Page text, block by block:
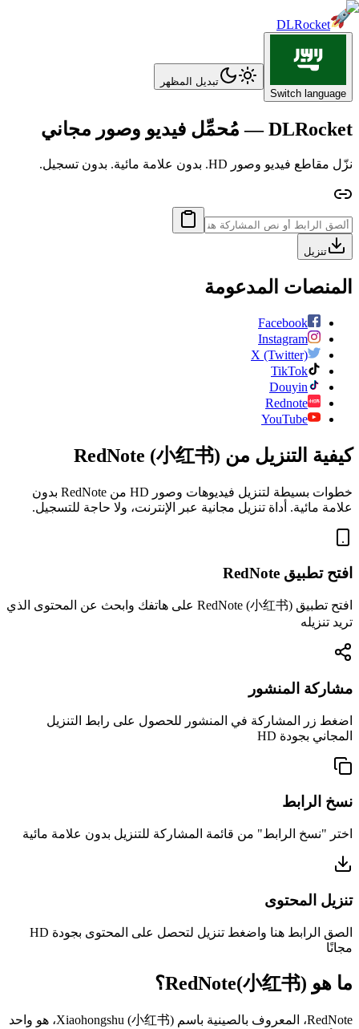
DLRocket
Switch language
تبديل المظهر
DLRocket — مُحمِّل فيديو وصور مجاني
نزّل مقاطع فيديو وصور HD. بدون علامة مائية. بدون تسجيل.
تنزيل
المنصات المدعومة
Facebook
Instagram
X (Twitter)
TikTok
Douyin
Rednote
YouTube
كيفية التنزيل من RedNote (小红书)
خطوات بسيطة لتنزيل فيديوهات وصور HD من RedNote بدون
علامة مائية. أداة تنزيل مجانية عبر الإنترنت، ولا حاجة للتسجيل.
افتح تطبيق RedNote
افتح تطبيق RedNote (小红书) على هاتفك وابحث عن المحتوى الذي
تريد تنزيله
مشاركة المنشور
اضغط زر المشاركة في المنشور للحصول على رابط التنزيل
المجاني بجودة HD
نسخ الرابط
اختر "نسخ الرابط" من قائمة المشاركة للتنزيل بدون علامة مائية
تنزيل المحتوى
الصق الرابط هنا واضغط تنزيل لتحصل على المحتوى بجودة HD
مجانًا
ما هو RedNote(小红书)؟
RedNote، المعروف بالصينية باسم Xiaohongshu (小红书)، هو واحد